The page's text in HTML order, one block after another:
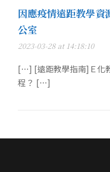
因應疫情遠距教學資
公室
2023-03-28 at 14:18:10
[…] [遠距教學指南]Ｅ化
程？ […]